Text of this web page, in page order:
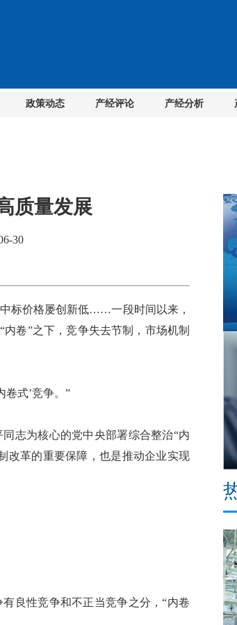
政策动态 产经评论 产经分析
质量发展
30
标价格屡创新低……一段时间以来，
卷”之下，竞争失去节制，市场机制
式’竞争。”
志为核心的党中央部署综合整治“内
改革的重要保障，也是推动企业实现
良性竞争和不正当竞争之分，“内卷